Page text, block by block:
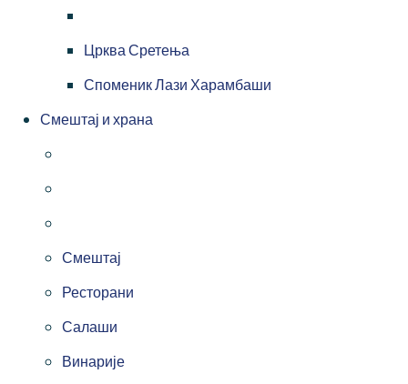
Црква Сретења
Споменик Лази Харамбаши
Смештај и храна
Смештај
Ресторани
Салаши
Винарије